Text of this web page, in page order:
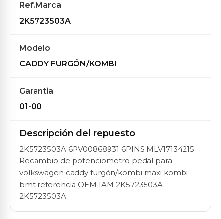
Ref.Marca
2K5723503A
Modelo
CADDY FURGÓN/KOMBI
Garantia
01-00
Descripción del repuesto
2K5723503A 6PV00868931 6PINS MLV17134215.
Recambio de potenciometro pedal para
volkswagen caddy furgón/kombi maxi kombi
bmt referencia OEM IAM 2K5723503A
2K5723503A